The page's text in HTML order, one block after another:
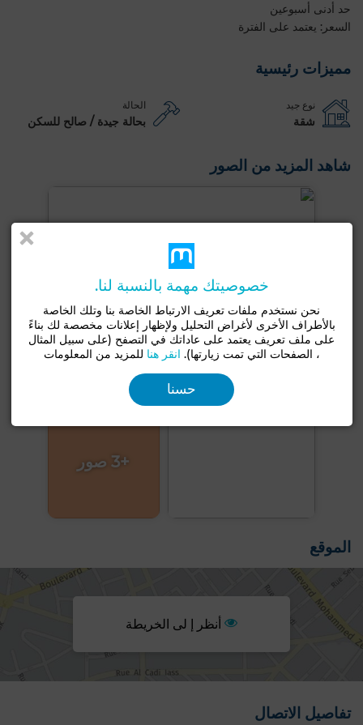
حد أدنى أسبوعين
السعر: يعتمد على الفترة
مميزات رئيسية
نوع جيد
شقة
الحالة
بحالة جيدة / صالح للسكن
شاهد المزيد من الصور
+3 صور
الموقع
أنظر إ لى الخريطة
تفاصيل الاتصال
خصوصيتك مهمة بالنسبة لنا.
نحن نستخدم ملفات تعريف الارتباط الخاصة بنا وتلك الخاصة
بالأطراف الأخرى لأغراض التحليل ولإظهار إعلانات مخصصة لك بناءً
على ملف تعريف يعتمد على عاداتك في التصفح (على سبيل المثال
، الصفحات التي تمت زيارتها). انقر هنا للمزيد من المعلومات
حسنا